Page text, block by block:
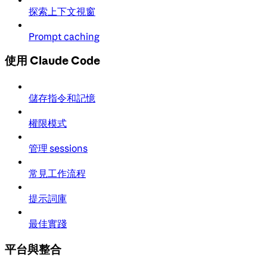
探索上下文視窗
Prompt caching
使用 Claude Code
儲存指令和記憶
權限模式
管理 sessions
常見工作流程
提示詞庫
最佳實踐
平台與整合